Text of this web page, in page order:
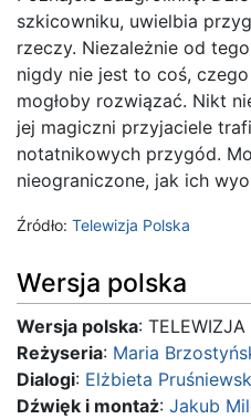
szkicowniku, uwielbia
rzeczy. Niezależnie od
nigdy nie jest to coś,
mogłoby rozwiązać. Nikt
jej magiczni przyjaciele
notatnikowych przygód.
nieograniczone, jak ich
Źródło: Telewizja Polska
Wersja polska
Wersja polska:
Reżyseria: Maria
Dialogi: Elżbieta
Dźwięk i montaż: Jakub